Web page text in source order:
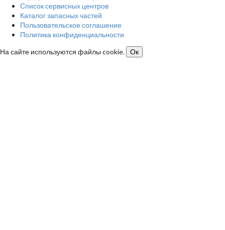
Список сервисных центров
Каталог запасных частей
Пользовательское соглашение
Политика конфиденциальности
На сайте используются файлы cookie.
Ок